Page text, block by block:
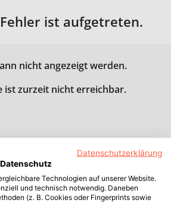
ist aufgetreten.
nicht angezeigt werden.
ist zurzeit nicht erreichbar.
Datenschutzerklärung
Technologien auf unserer Website.
und technisch notwendig. Daneben
(z. B. Cookies oder Fingerprints sowie